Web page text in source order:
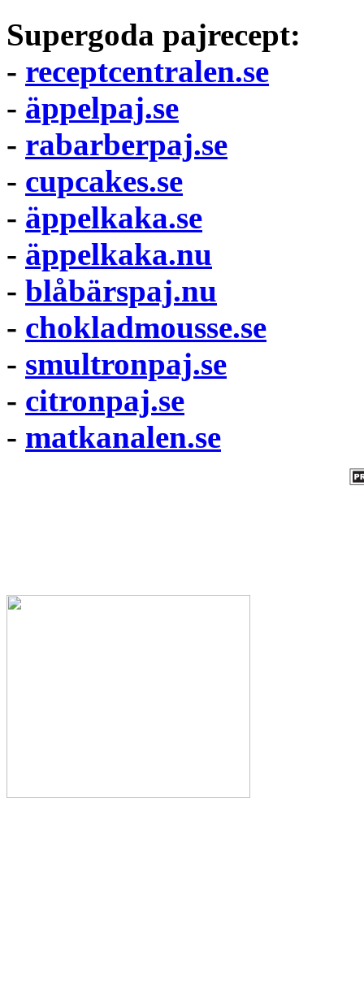
Supergoda pajrecept:
- receptcentralen.se
- äppelpaj.se
- rabarberpaj.se
- cupcakes.se
- äppelkaka.se
- äppelkaka.nu
- blåbärspaj.nu
- chokladmousse.se
- smultronpaj.se
- citronpaj.se
- matkanalen.se